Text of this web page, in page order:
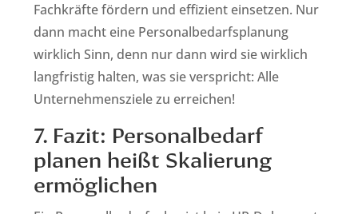
Fachkräfte fördern und effizient einsetzen. Nur
dann macht eine Personalbedarfsplanung
wirklich Sinn, denn nur dann wird sie wirklich
langfristig halten, was sie verspricht: Alle
Unternehmensziele zu erreichen!
7. Fazit: Personalbedarf
planen heißt Skalierung
ermöglichen